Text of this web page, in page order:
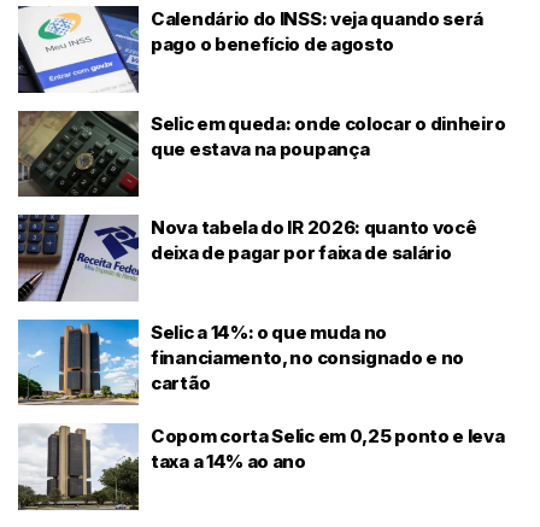
Calendário do INSS: veja quando será
pago o benefício de agosto
Selic em queda: onde colocar o dinheiro
que estava na poupança
Nova tabela do IR 2026: quanto você
deixa de pagar por faixa de salário
Selic a 14%: o que muda no
financiamento, no consignado e no
cartão
Copom corta Selic em 0,25 ponto e leva
taxa a 14% ao ano